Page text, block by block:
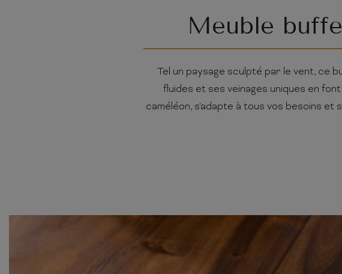
Meuble
Tel un paysage sculpté par le vent, ce
fluides et ses veinages uniques en
caméléon, s'adapte à tous vos besoins et